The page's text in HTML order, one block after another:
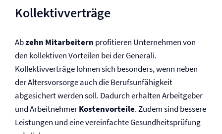
Kollektivverträge
Abzehn Mitarbeitern profitieren Unternehmen von
den kollektiven Vorteilen bei der Generali.
Kollektivverträge lohnen sich besonders, wenn neben
der Altersvorsorge auch die Berufs­unfähigkeit
abgesichert werden soll. Dadurch erhalten Arbeitgeber
und ArbeitnehmerKostenvorteile. Zudem sind bessere
Leistungen und eine vereinfachte Gesundheitsprüfung